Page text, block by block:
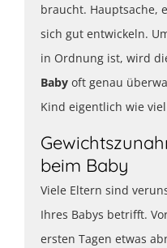
braucht. Hauptsache,
sich gut entwickeln.
in Ordnung ist, wird
Baby oft genau
Kind eigentlich wie
beim Baby
Viele Eltern sind
Ihres Babys betrifft.
ersten Tagen etwas